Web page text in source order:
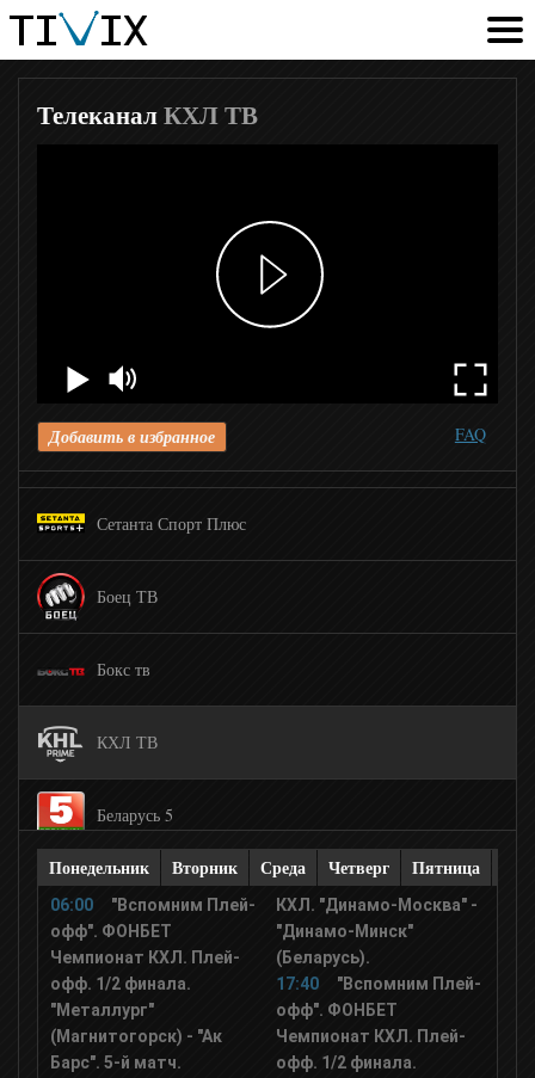
ТелеканалКХЛ ТВ
Добавить в избранное FAQ
BBC News
Russia today
Eurosport 2
Setanta Sports
Сетанта Спорт Плюс
Боец ТВ
Бокс тв
КХЛ ТВ
Беларусь 5
Матч! Премьер
Спорт 1 UA
Спорт 2 UA
Понедельник Вторник Среда Четверг Пятница
06:00
"Вспомним Плей-
офф". ФОНБЕТ
Чемпионат КХЛ. Плей-
офф. 1/2 финала.
"Металлург"
(Магнитогорск) - "Ак
Барс". 5-й матч.
КХЛ. "Динамо-Москва" -
"Динамо-Минск"
(Беларусь).
17:40
"Вспомним Плей-
офф". ФОНБЕТ
Чемпионат КХЛ. Плей-
офф. 1/2 финала.